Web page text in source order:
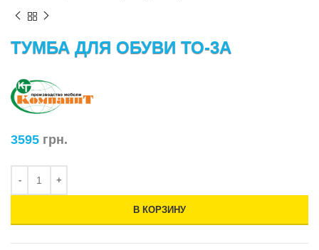
ТУМБА ДЛЯ ОБУВИ ТО-3А
3595 грн.
В КОРЗИНУ